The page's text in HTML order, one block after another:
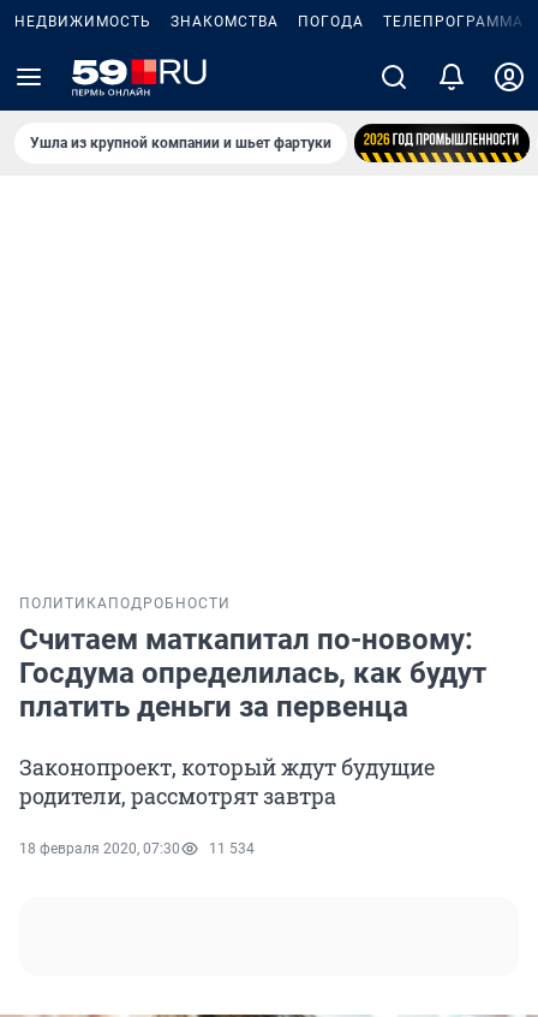
НЕДВИЖИМОСТЬ ЗНАКОМСТВА ПОГОДА ТЕЛЕПРОГРАММА
Ушла из крупной компании и шьет фартуки
ПОЛИТИКА ПОДРОБНОСТИ
Считаем маткапитал по-новому:
Госдума определилась, как будут
платить деньги за первенца
Законопроект, который ждут будущие
родители, рассмотрят завтра
18 февраля 2020, 07:30 11 534